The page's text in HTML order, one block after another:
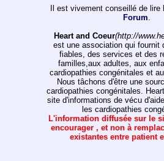
Il est vivement conseillé de
Forum.
Heart and Coeur(http://
est une association qui fournit
fiables, des services et des
familles,aux adultes, aux
cardiopathies congénitales et
Nous tâchons d'être une
cardiopathies congénitales.
site d'informations de vécu
les cardiopathies
L'information diffusée sur le
encourager , et non à
existantes entre patient